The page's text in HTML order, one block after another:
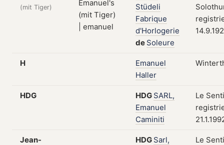
(mit Tiger)
Stüdeli
Fabrique
d'Horlogerie
de Soleure
H
Emanuel
Haller
HDG HDG SARL,
Emanuel
Caminiti
Le
Jean-
HDG Sarl,
Le